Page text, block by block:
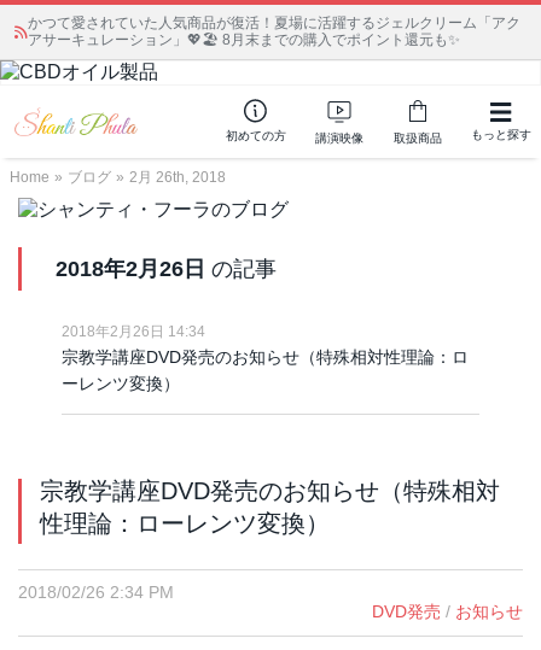
かつて愛されていた人気商品が復活！夏場に活躍するジェルクリーム「アク
アサーキュレーション」💖🏖️ 8月末までの購入でポイント還元も✨
初めての方 講演映像 取扱商品 もっと探す
Home » ブログ » 2月 26th, 2018
2018年2月26日 の記事
2018年2月26日 14:34
宗教学講座DVD発売のお知らせ（特殊相対性理論：ロ
ーレンツ変換）
宗教学講座DVD発売のお知らせ（特殊相対
性理論：ローレンツ変換）
2018/02/26 2:34 PM
DVD発売 / お知らせ